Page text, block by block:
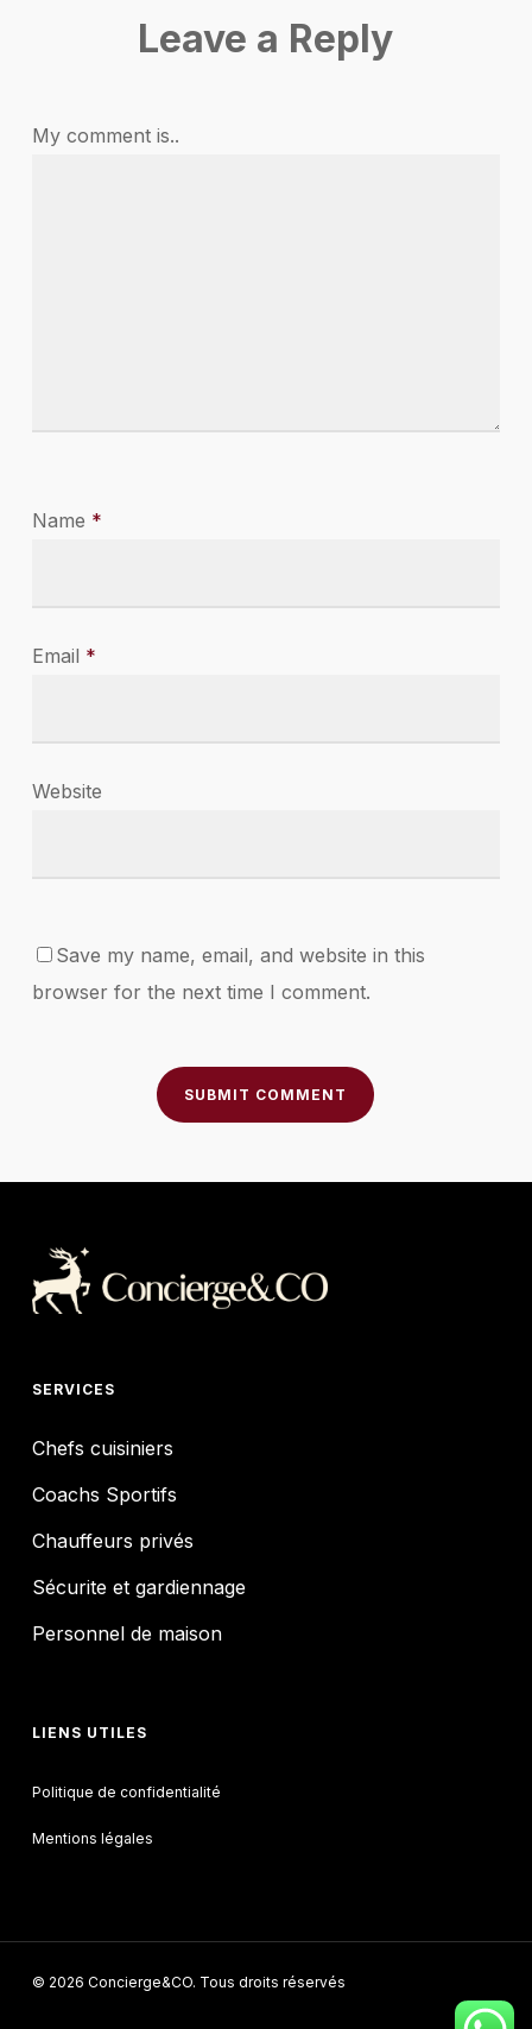
Leave a Reply
My comment is..
Name *
Email *
Website
Save my name, email, and website in this
browser for the next time I comment.
SERVICES
Chefs cuisiniers
Coachs Sportifs
Chauffeurs privés
Sécurite et gardiennage
Personnel de maison
LIENS UTILES
Politique de confidentialité
Mentions légales
© 2026 Concierge&CO. Tous droits réservés